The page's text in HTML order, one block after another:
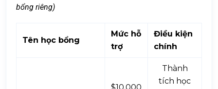
bổng riêng)
Tên học bổng
Mức hỗ
trợ
Điều kiện
chính
Thành
tích học